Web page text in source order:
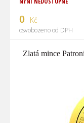
0 Kč
osvobozeno od DPH
Zlatá mince